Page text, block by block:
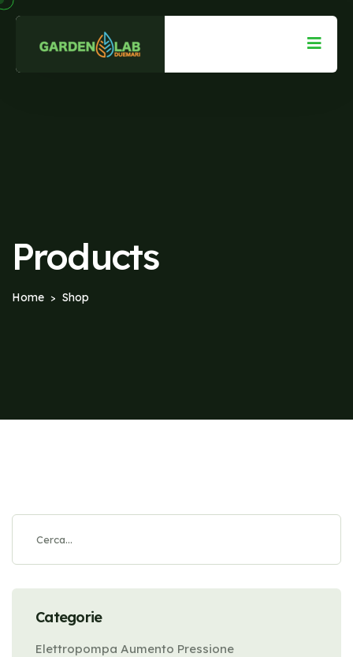
Products
Home > Shop
Categorie
Elettropompa Aumento Pressione